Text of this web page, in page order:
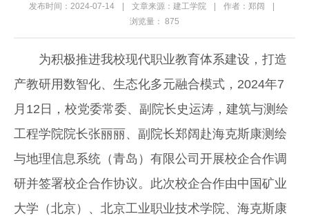
发布时间：2024-07-14 | 文章来源：建工学院 | 作者：郑阔
|
浏览量： 875
为积极推进我校现代职业教育体系建设，打造
产教研用数智化、生态化多元融合模式，2024年7
月12日，校党委常委、副院长史运涛，建筑与测绘
工程学院院长张丽丽、副院长郑阔赴海克斯康测绘
与地理信息系统（青岛）有限公司开展校企合作调
研并签署校企合作协议。此次校企合作由中国矿业
大学（北京）、北京工业职业技术学院、海克斯康